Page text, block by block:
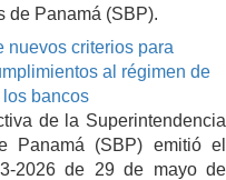
de Panamá (SBP).
nuevos criterios para
al régimen de
bancos
de la Superintendencia
Panamá (SBP) emitió el
2026 de 29 de mayo de